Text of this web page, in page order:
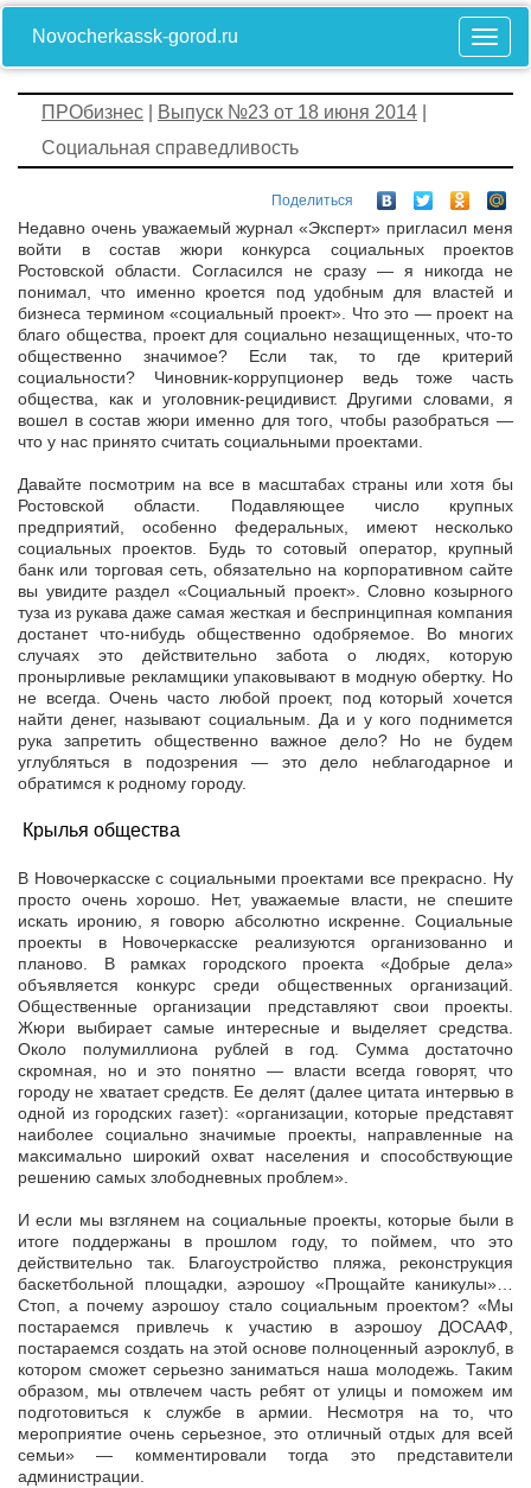
Novocherkassk-gorod.ru
ПРОбизнес Выпуск №23 от 18 июня 2014
Социальная справедливость
Поделиться
Недавно очень уважаемый журнал «Эксперт» пригласил меня
войти в состав жюри конкурса социальных проектов
Ростовской области. Согласился не сразу — я никогда не
понимал, что именно кроется под удобным для властей и
бизнеса термином «социальный проект». Что это — проект на
благо общества, проект для социально незащищенных, что-то
общественно значимое? Если так, то где критерий
социальности? Чиновник-коррупционер ведь тоже часть
общества, как и уголовник-рецидивист. Другими словами, я
вошел в состав жюри именно для того, чтобы разобраться —
что у нас принято считать социальными проектами.
Давайте посмотрим на все в масштабах страны или хотя бы
Ростовской области. Подавляющее число крупных
предприятий, особенно федеральных, имеют несколько
социальных проектов. Будь то сотовый оператор, крупный
банк или торговая сеть, обязательно на корпоративном сайте
вы увидите раздел «Социальный проект». Словно козырного
туза из рукава даже самая жесткая и беспринципная компания
достанет что-нибудь общественно одобряемое. Во многих
случаях это действительно забота о людях, которую
пронырливые рекламщики упаковывают в модную обертку. Но
не всегда. Очень часто любой проект, под который хочется
найти денег, называют социальным. Да и у кого поднимется
рука запретить общественно важное дело? Но не будем
углубляться в подозрения — это дело неблагодарное и
обратимся к родному городу.
Крылья общества
В Новочеркасске с социальными проектами все прекрасно. Ну
просто очень хорошо. Нет, уважаемые власти, не спешите
искать иронию, я говорю абсолютно искренне. Социальные
проекты в Новочеркасске реализуются организованно и
планово. В рамках городского проекта «Добрые дела»
объявляется конкурс среди общественных организаций.
Общественные организации представляют свои проекты.
Жюри выбирает самые интересные и выделяет средства.
Около полумиллиона рублей в год. Сумма достаточно
скромная, но и это понятно — власти всегда говорят, что
городу не хватает средств. Ее делят (далее цитата интервью в
одной из городских газет): «организации, которые представят
наиболее социально значимые проекты, направленные на
максимально широкий охват населения и способствующие
решению самых злободневных проблем».
И если мы взглянем на социальные проекты, которые были в
итоге поддержаны в прошлом году, то поймем, что это
действительно так. Благоустройство пляжа, реконструкция
баскетбольной площадки, аэрошоу «Прощайте каникулы»…
Стоп, а почему аэрошоу стало социальным проектом? «Мы
постараемся при­влечь к участию в аэрошоу ДОСААФ,
постараемся создать на этой основе полноценный аэроклуб, в
котором сможет серьезно заниматься наша молодежь. Таким
об­разом, мы отвлечем часть ребят от улицы и поможем им
подготовиться к службе в армии. Несмотря на то, что
мероприятие очень серьезное, это отличный отдых для всей
семьи» — комментировали тогда это представители
администрации.